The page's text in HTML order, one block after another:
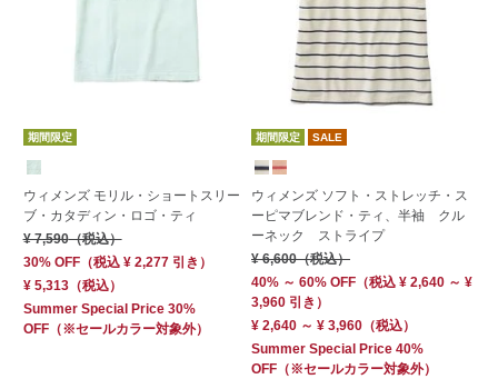
期間限定
ウィメンズ モリル・ショートスリー
ブ・カタディン・ロゴ・ティ
¥ 7,590（税込）
30% OFF（税込 ¥ 2,277引き）
¥ 5,313（税込）
Summer Special Price 30%
OFF（※セールカラー対象外）
期間限定 SALE
ウィメンズ ソフト・ストレッチ・ス
ーピマブレンド・ティ、半袖 クル
ーネック ストライプ
¥ 6,600（税込）
40% ～ 60% OFF （税込 ¥ 2,640 ～ ¥
3,960 引き）
¥ 2,640 ～ ¥ 3,960 （税込）
Summer Special Price 40%
OFF （※セールカラー対象外）